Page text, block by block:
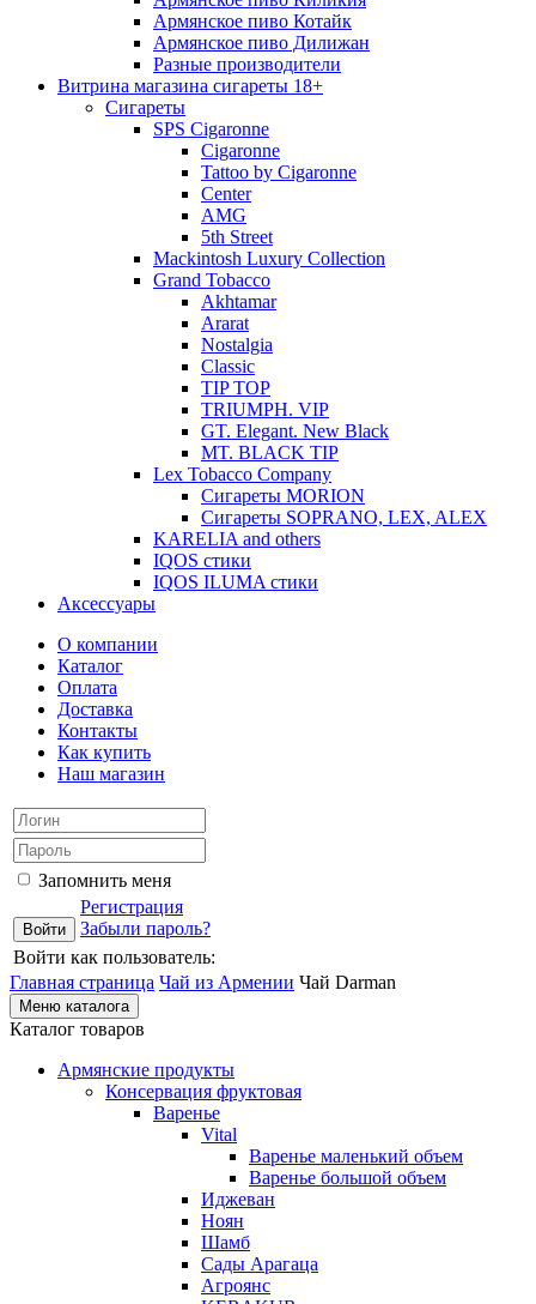
Армянское пиво Котайк
Армянское пиво Дилижан
Разные производители
Витрина магазина сигареты 18+
Cигареты
SPS Cigaronne
Сigaronne
Tattoo by Cigaronne
Center
AMG
5th Street
Mackintosh Luxury Collection
Grand Tobacco
Akhtamar
Ararat
Nostalgia
Classic
TIP TOP
TRIUMPH. VIP
GT. Elegant. New Black
MT. BLACK TIP
Lex Tobacco Company
Сигареты MORION
Сигареты SOPRANO, LEX, ALEX
KARELIA and others
IQOS стики
IQOS ILUMA стики
Аксессуары
О компании
Каталог
Оплата
Доставка
Контакты
Как купить
Наш магазин
Запомнить меня
Регистрация
Забыли пароль?
Войти как пользователь:
Главная страница Чай из Армении Чай Darman
Меню каталога
Каталог товаров
Армянские продукты
Консервация фруктовая
Варенье
Vital
Варенье маленький объем
Варенье большой объем
Иджеван
Ноян
Шамб
Сады Арагаца
Агроянс